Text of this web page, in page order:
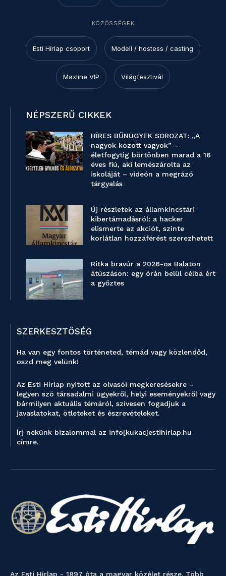
KÖZÖSSÉGEK
Esti Hírlap csoport Modell / hostess / casting
Maxline VIP Világfesztivál
NÉPSZERŰ CIKKEK
HÍRES BŰNÜGYEK SOROZAT: „A
nagyok között vagyok” –
életfogytig börtönben marad a 16
éves fiú, aki lemészárolta az
iskoláját – videón a megrázó
tárgyalás
Új részletek az államkincstári
kibertámadásról: a hacker
elismerte az akciót, szinte
korlátlan hozzáférést szerezhetett
Ritka bravúr a 2026-os Balaton
átúszáson: egy órán belül célba ért
a győztes
SZERKESZTŐSÉG
Ha van egy fontos történeted, témád vagy közlendőd,
oszd meg velünk!
Az Esti Hírlap nyitott az olvasói megkeresésekre –
legyen szó társadalmi ügyekről, helyi eseményekről vagy
bármilyen aktuális témáról, szívesen fogadjuk a
javaslatokat, ötleteket és észrevételeket.
Írj nekünk bizalommal az info[kukac]estihirlap.hu
címre.
Az Esti Hírlap - 1897 óta a magyar közélet része. Több